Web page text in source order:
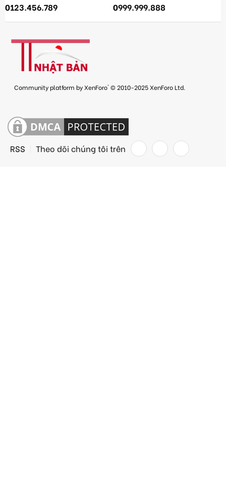
0123.456.789 0999.999.888
Community platform by XenForo® © 2010-2025 XenForo Ltd.
RSS Theo dõi chúng tôi trên